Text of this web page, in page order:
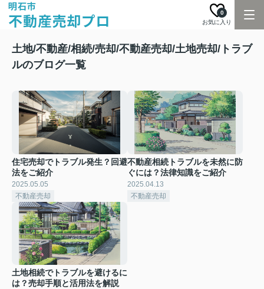
お気に入り
0
土地/不動産/相続/売却/不動産売却/土地売却/トラブ
ルのブログ一覧
住宅売却でトラブル発生？回避
法をご紹介
2025.05.05
不動産売却
不動産相続トラブルを未然に防
ぐには？法律知識をご紹介
2025.04.13
不動産売却
土地相続でトラブルを避けるに
は？売却手順と活用法を解説